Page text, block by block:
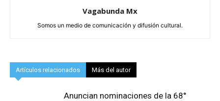
Vagabunda Mx
Somos un medio de comunicación y difusión cultural.
Artículos relacionados Más del autor
Anuncian nominaciones de la 68°